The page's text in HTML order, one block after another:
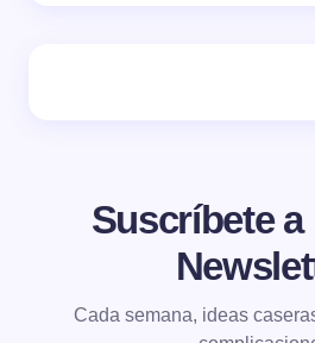
Suscríbete
Cada semana, ideas